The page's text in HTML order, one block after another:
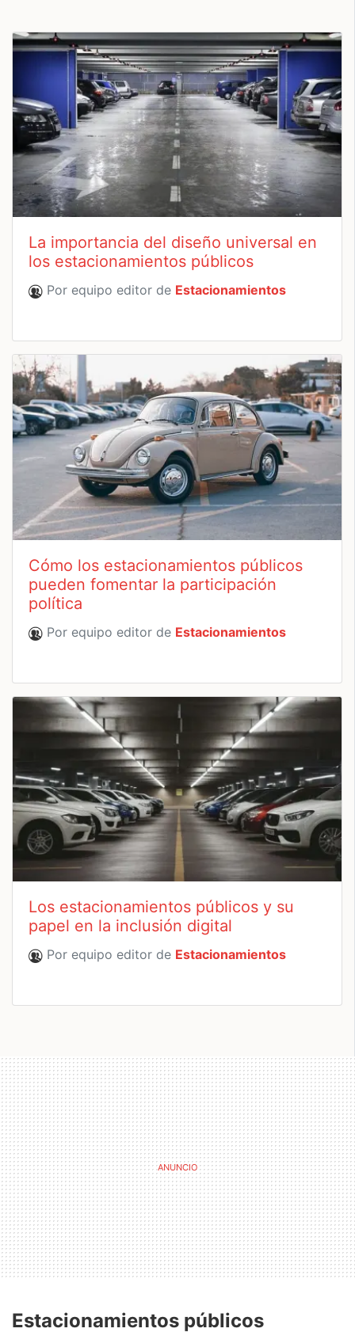
La importancia del diseño universal en
los estacionamientos públicos
Por equipo editor de Estacionamientos
Cómo los estacionamientos públicos
pueden fomentar la participación
política
Por equipo editor de Estacionamientos
Los estacionamientos públicos y su
papel en la inclusión digital
Por equipo editor de Estacionamientos
Estacionamientos públicos